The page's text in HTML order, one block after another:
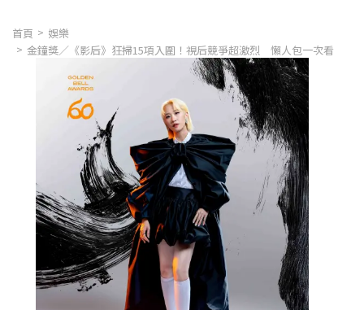
首頁
娛樂
金鐘獎／《影后》狂掃15項入圍！視后競爭超激烈 懶人包一次看